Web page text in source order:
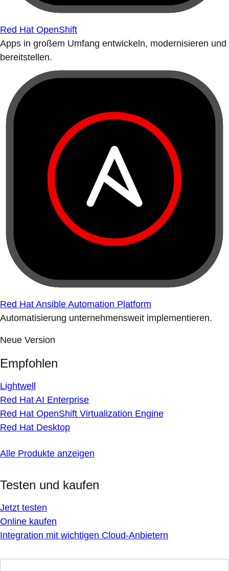
Red Hat OpenShift
Apps in großem Umfang entwickeln, modernisieren und
bereitstellen.
Red Hat Ansible Automation Platform
Automatisierung unternehmensweit implementieren.
Neue Version
Empfohlen
Lightwell
Red Hat AI Enterprise
Red Hat OpenShift Virtualization Engine
Red Hat Desktop
Alle Produkte anzeigen
Testen und kaufen
Jetzt testen
Online kaufen
Integration mit wichtigen Cloud-Anbietern